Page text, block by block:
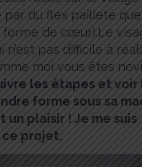
par du flex pailleté que
de cœur).Le
n’est pas difficile à
moi vous êtes
les étapes et voir
forme sous sa
un plaisir ! Je me suis
ce projet.